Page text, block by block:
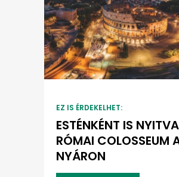
EZ IS ÉRDEKELHET:
ESTÉNKÉNT IS
RÓMAI COLOSSEUM
NYÁRON